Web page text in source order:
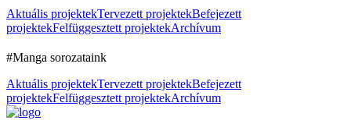
Aktuális projektekTervezett projektekBefejezett
projektekFelfüggesztett projektekArchívum
#Manga sorozataink
Aktuális projektekTervezett projektekBefejezett
projektekFelfüggesztett projektekArchívum